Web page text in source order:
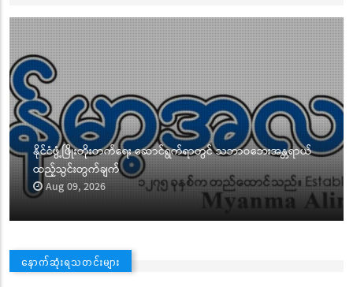
ာယ်
ဧရာဝတီတိုင်းဒေသကြီး၊ ဟင်္သာတခရိုင်၊ လေးမျက်နှာမြို့နယ်
အတွင်းရှိ ရေဘေးဒဏ်သင့်ခဲ့ရသည့်ဒေသများ၌ ကူညီကယ်ဆယ်ရေ
နှင့် ပြန်လည်ထူထောင်ရေးလုပ်ငန်းများ ဆောင်ရွက်ရန်အတွက်
စေတနာရှင်၊ အလှူရှင်များက အလှူငွေများပေးအပ်လှူဒါန်း
Aug 08, 2026
နောက်ဆုံးရသတင်းများ